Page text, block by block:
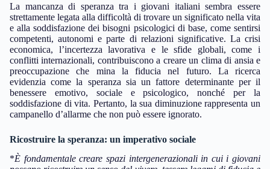
La mancanza di speranza tra i giovani italiani sembra essere
strettamente legata alla difficoltà di trovare un significato nella vita
e alla soddisfazione dei bisogni psicologici di base, come sentirsi
competenti, autonomi e parte di relazioni significative. La crisi
economica, l’incertezza lavorativa e le sfide globali, come i
conflitti internazionali, contribuiscono a creare un clima di ansia e
preoccupazione che mina la fiducia nel futuro. La ricerca
evidenzia come la speranza sia un fattore determinante per il
benessere emotivo, sociale e psicologico, nonché per la
soddisfazione di vita. Pertanto, la sua diminuzione rappresenta un
campanello d’allarme che non può essere ignorato.
Ricostruire la speranza: un imperativo sociale
*È fondamentale creare spazi intergenerazionali in cui i giovani